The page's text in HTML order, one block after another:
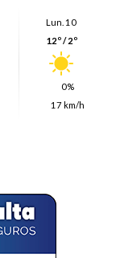
Lun. 10
12º / 2º
0%
17 km/h